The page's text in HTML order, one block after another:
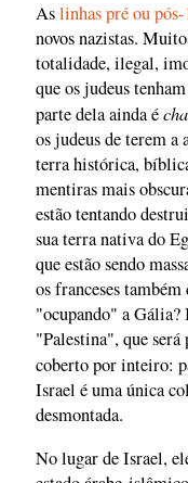
Aslinhas pré ou
novos nazistas.
totalidade, ilegal,
que os judeus
parte dela ainda é
os judeus de terem a
terra histórica,
mentiras mais
estão tentando
sua terra nativa do
que estão sendo
os franceses também
"ocupando" a Gália?
"Palestina", que será
coberto por inteiro:
Israel é uma única
desmontada.
No lugar de Israel,